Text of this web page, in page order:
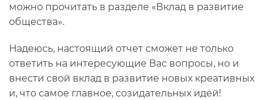
можно прочитать в разделе «Вклад в развитие
общества».
Надеюсь, настоящий отчет сможет не только
ответить на интересующие Вас вопросы, но и
внести свой вклад в развитие новых креативных
и, что самое главное, созидательных идей!